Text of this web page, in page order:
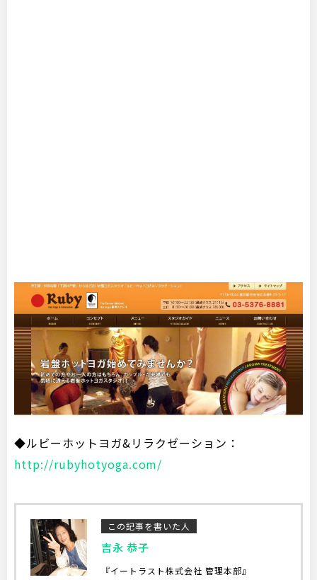
◆ルビーホットヨガ&リラクゼーション：
http://rubyhotyoga.com/
この記事を書いた人
吉永 恭子
『イートラスト株式会社 管理本部』